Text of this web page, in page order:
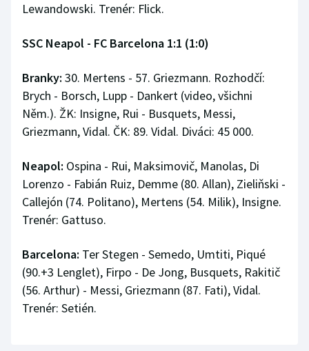
Lewandowski. Trenér: Flick.
SSC Neapol - FC Barcelona 1:1 (1:0)
Branky: 30. Mertens - 57. Griezmann. Rozhodčí:
Brych - Borsch, Lupp - Dankert (video, všichni
Něm.). ŽK: Insigne, Rui - Busquets, Messi,
Griezmann, Vidal. ČK: 89. Vidal. Diváci: 45 000.
Neapol: Ospina - Rui, Maksimovič, Manolas, Di
Lorenzo - Fabián Ruiz, Demme (80. Allan), Zieliňski -
Callejón (74. Politano), Mertens (54. Milik), Insigne.
Trenér: Gattuso.
Barcelona: Ter Stegen - Semedo, Umtiti, Piqué
(90.+3 Lenglet), Firpo - De Jong, Busquets, Rakitič
(56. Arthur) - Messi, Griezmann (87. Fati), Vidal.
Trenér: Setién.